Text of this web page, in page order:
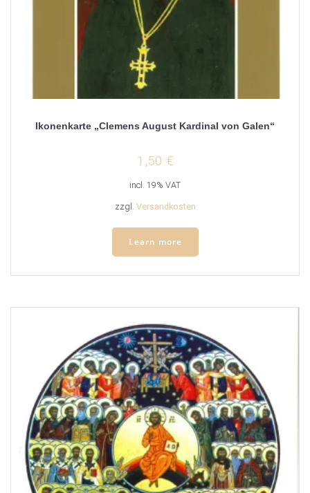
Ikonenkarte „Clemens August Kardinal von Galen“
1,50 €
incl. 19% VAT
zzgl. Versandkosten
Learn more